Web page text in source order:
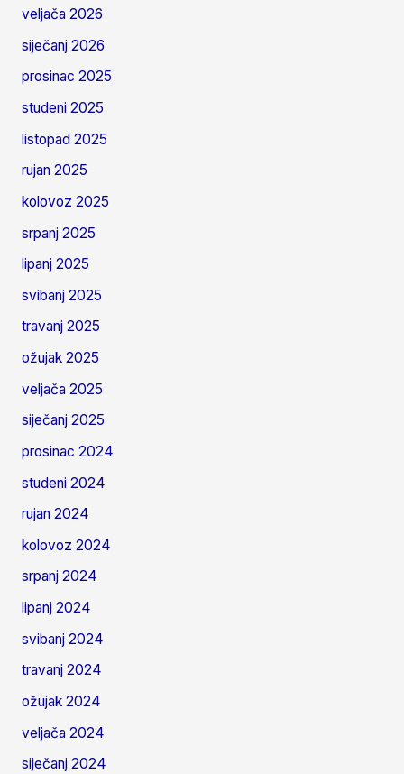
veljača 2026
siječanj 2026
prosinac 2025
studeni 2025
listopad 2025
rujan 2025
kolovoz 2025
srpanj 2025
lipanj 2025
svibanj 2025
travanj 2025
ožujak 2025
veljača 2025
siječanj 2025
prosinac 2024
studeni 2024
rujan 2024
kolovoz 2024
srpanj 2024
lipanj 2024
svibanj 2024
travanj 2024
ožujak 2024
veljača 2024
siječanj 2024